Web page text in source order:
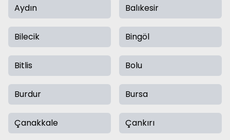
Aydın Balıkesir
Bilecik Bingöl
Bitlis Bolu
Burdur Bursa
Çanakkale Çankırı